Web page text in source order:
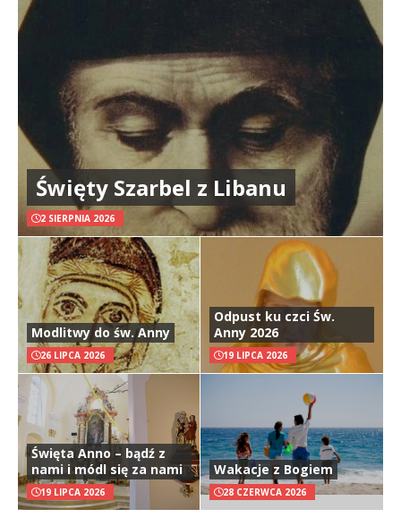
Święty Szarbel z Libanu
2 SIERPNIA 2026
Modlitwy do św. Anny
26 LIPCA 2026
Odpust ku czci Św.
Anny 2026
19 LIPCA 2026
Święta Anno – bądź z
nami i módl się za nami
19 LIPCA 2026
Wakacje z Bogiem
28 CZERWCA 2026